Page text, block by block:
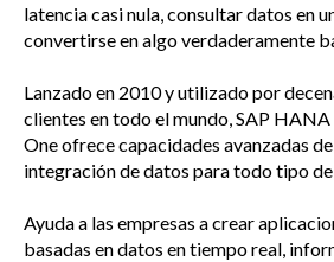
latencia casi nula, consultar datos en
convertirse en algo verdaderamente
Lanzado en 2010 y utilizado por
clientes en todo el mundo, SAP HANA
One ofrece capacidades avanzadas
integración de datos para todo tipo
Ayuda a las empresas a crear
basadas en datos en tiempo real,